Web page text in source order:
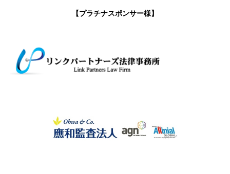
【プラチナスポンサー様】